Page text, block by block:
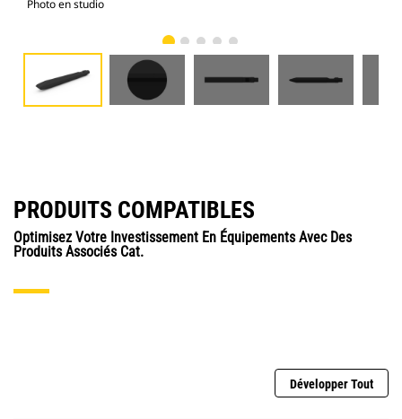
Photo en studio
PRODUITS COMPATIBLES
Optimisez Votre Investissement En Équipements Avec Des
Produits Associés Cat.
Développer Tout